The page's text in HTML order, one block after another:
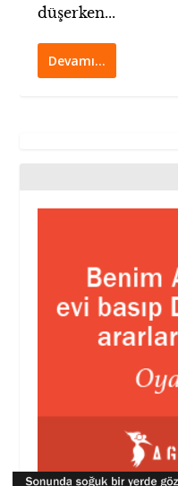
düşerken...
Devamı…